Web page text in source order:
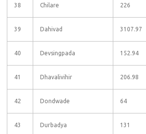
38 Chilare 226
39 Dahivad 3107.97
40 Devsingpada 152.94
41 Dhavalivihir 206.98
42 Dondwade 64
43 Durbadya 131